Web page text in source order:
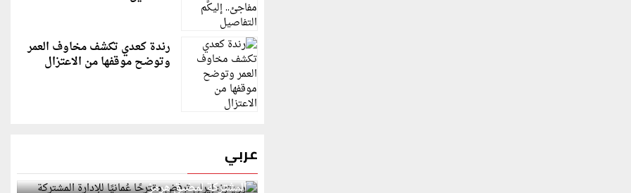
رندة كعدي تكشف مخاوف العمر
وتوضح موقفها من الاعتزال
عربي
رويترز: إيران ترفض مقترحًا عُمانيًا للإدارة
المشتركة لمضيق هرمز